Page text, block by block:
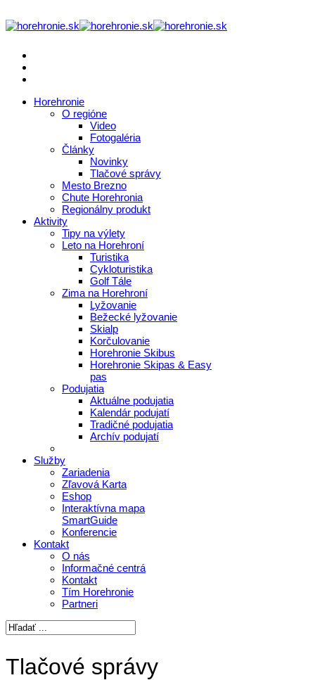
Horehronie
O regióne
Video
Fotogaléria
Články
Novinky
Tlačové správy
Mesto Brezno
Chute Horehronia
Regionálny produkt
Aktivity
Tipy na výlety
Leto na Horehroní
Turistika
Cykloturistika
Golf Tále
Zima na Horehroní
Lyžovanie
Bežecké lyžovanie
Skialp
Korčulovanie
Horehronie Skibus
Horehronie Skipas & Easy
pas
Podujatia
Aktuálne podujatia
Kalendár podujatí
Tradičné podujatia
Archív podujatí
Služby
Zariadenia
Zľavová Karta
Eshop
Interaktívna mapa
SmartGuide
Konferencie
Kontakt
O nás
Informačné centrá
Kontakt
Tím Horehronie
Partneri
Tlačové správy